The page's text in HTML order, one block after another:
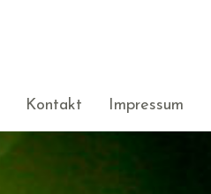
Kontakt Impressum